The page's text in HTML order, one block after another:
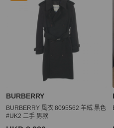
BURBERRY
BURBERRY 風衣 8095562 羊絨 黑色
#UK2 二手 男款